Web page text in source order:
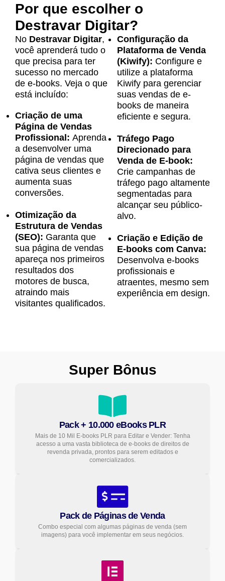
Por que escolher o
Destravar Digitar?
No Destravar Digitar,
você aprenderá tudo o
que precisa para ter
sucesso no mercado
de e-books. Veja o que
está incluído:
Criação de uma
Página de Vendas
Profissional: Aprenda
a desenvolver uma
página de vendas que
cativa seus clientes e
aumenta suas
conversões.
Otimização da
Estrutura de Vendas
(SEO): Garanta que
sua página de vendas
apareça nos primeiros
resultados dos
motores de busca,
atraindo mais
visitantes qualificados.
Configuração da
Plataforma de Venda
(Kiwify): Configure e
utilize a plataforma
Kiwify para gerenciar
suas vendas de e-
books de maneira
eficiente e segura.
Tráfego Pago
Direcionado para
Venda de E-book:
Crie campanhas de
tráfego pago altamente
segmentadas para
alcançar seu público-
alvo.
Criação e Edição de
E-books com Canva:
Desenvolva e-books
profissionais e
atraentes, mesmo sem
experiência em design.
Super Bônus
Pack + 10.000 eBooks PLR
Mais de 10 Mil E-books PLR para Editar e Vender: Tenha
acesso a uma vasta biblioteca de e-books de direitos de
revenda privada, prontos para serem editados e
comercializados.
Pack de Páginas de Venda
Combo especial com algumas páginas de venda (sem
imagens) para você implementar em seus negócios.